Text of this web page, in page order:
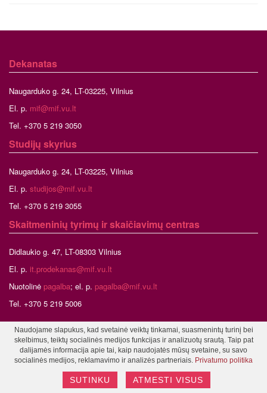
Dekanatas
Naugarduko g. 24, LT-03225, Vilnius
El. p. mif@mif.vu.lt
Tel. +370 5 219 3050
Studijų skyrius
Naugarduko g. 24, LT-03225, Vilnius
El. p. studijos@mif.vu.lt
Tel. +370 5 219 3055
Skaitmeninių tyrimų ir skaičiavimų centras
Didlaukio g. 47, LT-08303 Vilnius
El. p. it.prodekanas@mif.vu.lt
Nuotolinė pagalba; el. p. pagalba@mif.vu.lt
Tel. +370 5 219 5006
©2026 Vilniaus universitetas, Matematikos ir informatikos fakultetas
Tinklalapio administratorius
Naudojame slapukus, kad svetainė veiktų tinkamai, suasmenintų turinį bei
skelbimus, teiktų socialinės medijos funkcijas ir analizuotų srautą. Taip pat
dalijamės informacija apie tai, kaip naudojatės mūsų svetaine, su savo
socialinės medijos, reklamavimo ir analizės partneriais. Privatumo politika
SUTINKU ATMESTI VISUS